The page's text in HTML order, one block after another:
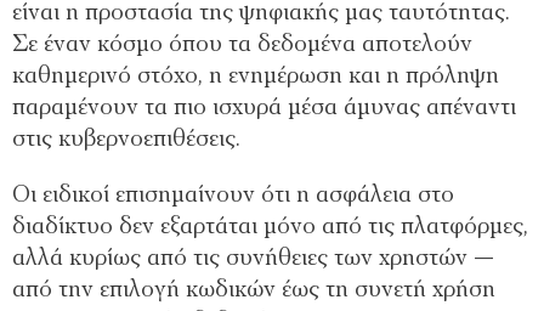
είναι η προστασία της ψηφιακής μας ταυτότητας.
Σε έναν κόσμο όπου τα δεδομένα αποτελούν
καθημερινό στόχο, η ενημέρωση και η πρόληψη
παραμένουν τα πιο ισχυρά μέσα άμυνας απέναντι
στις κυβερνοεπιθέσεις.
Οι ειδικοί επισημαίνουν ότι η ασφάλεια στο
διαδίκτυο δεν εξαρτάται μόνο από τις πλατφόρμες,
αλλά κυρίως από τις συνήθειες των χρηστών —
από την επιλογή κωδικών έως τη συνετή χρήση